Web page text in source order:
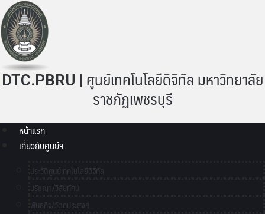
DTC.PBRU | ศูนย์เทคโนโลยีดิจิทัล มหาวิทยาลัย
ราชภัฏเพชรบุรี
หน้าแรก
เกี่ยวกับศูนย์ฯ
ประวัติศูนย์เทคโนโลยีดิจิทัล
ปรัชญา/วิสัยทัศน์
พันธกิจ/วัตถุประสงค์